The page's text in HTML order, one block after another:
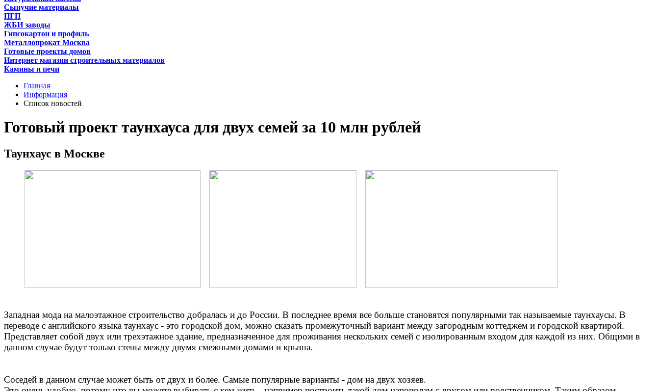
Сыпучие материалы
ПГП
ЖБИ заводы
Гипсокартон и профиль
Металлопрокат Москва
Готовые проекты домов
Интернет магазин строительных материалов
Камины и печи
Главная
Информация
Список новостей
Готовый проект таунхауса для двух семей за 10 млн рублей
Таунхаус в Москве
Западная мода на малоэтажное строительство добралась и до России. В последнее время все больше становятся популярными так называемые таунхаусы. В
переводе с английского языка таунхаус - это городской дом, можно сказать промежуточный вариант между загородным коттеджем и городской квартирой.
Представляет собой двух или трехэтажное здание, предназначенное для проживания нескольких семей с изолированным входом для каждой из них. Общими в
данном случае будут только стены между двумя смежными домами и крыша.
Соседей в данном случае может быть от двух и более. Самые популярные варианты - дом на двух хозяев.